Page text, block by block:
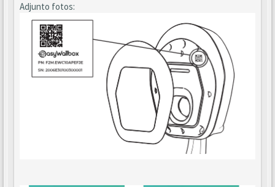
Adjunto fotos: